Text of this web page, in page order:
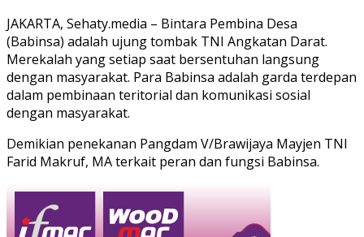
JAKARTA, Sehaty.media – Bintara Pembina Desa
(Babinsa) adalah ujung tombak TNI Angkatan Darat.
Merekalah yang setiap saat bersentuhan langsung
dengan masyarakat. Para Babinsa adalah garda terdepan
dalam pembinaan teritorial dan komunikasi sosial
dengan masyarakat.
Demikian penekanan Pangdam V/Brawijaya Mayjen TNI
Farid Makruf, MA terkait peran dan fungsi Babinsa.